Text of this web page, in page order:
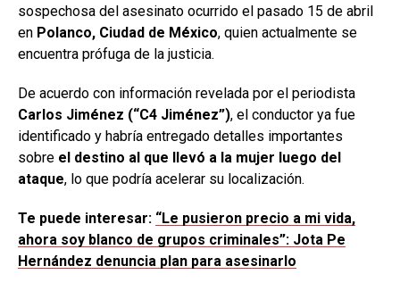
sospechosa del asesinato ocurrido el pasado 15 de abril
en Polanco, Ciudad de México, quien actualmente se
encuentra prófuga de la justicia.
De acuerdo con información revelada por el periodista
Carlos Jiménez (“C4 Jiménez”), el conductor ya fue
identificado y habría entregado detalles importantes
sobre el destino al que llevó a la mujer luego del
ataque, lo que podría acelerar su localización.
Te puede interesar: “Le pusieron precio a mi vida,
ahora soy blanco de grupos criminales”: Jota Pe
Hernández denuncia plan para asesinarlo